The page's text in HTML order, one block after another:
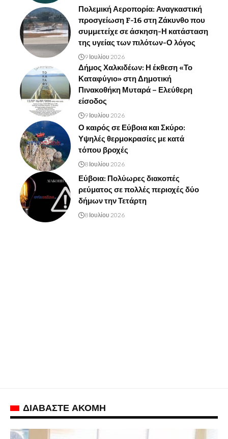
Πολεμική Αεροπορία: Αναγκαστική
προσγείωση F-16 στη Ζάκυνθο που
συμμετείχε σε άσκηση-Η κατάσταση
της υγείας των πιλότων-Ο λόγος
9 Ιουλίου 2026
Δήμος Χαλκιδέων: Η έκθεση «Το
Καταφύγιο» στη Δημοτική
Πινακοθήκη Μυταρά – Ελεύθερη
είσοδος
9 Ιουλίου 2026
Ο καιρός σε Εύβοια και Σκύρο:
Υψηλές θερμοκρασίες με κατά
τόπου βροχές
8 Ιουλίου 2026
Εύβοια: Πολύωρες διακοπές
ρεύματος σε πολλές περιοχές δύο
δήμων την Τετάρτη
8 Ιουλίου 2026
ΔΙΑΒΑΣΤΕ ΑΚΟΜΗ